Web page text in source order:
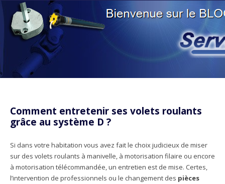
Comment entretenir ses volets roulants
grâce au système D ?
Si dans votre habitation vous avez fait le choix judicieux de miser
sur des volets roulants à manivelle, à motorisation filaire ou encore
à motorisation télécommandée, un entretien est de mise. Certes,
l’intervention de professionnels ou le changement des pièces